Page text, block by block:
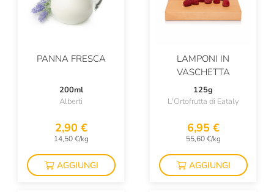
PANNA FRESCA
200ml
Alberti
2,90 €
14,50 €/kg
AGGIUNGI
LAMPONI IN
VASCHETTA
125g
L'Ortofrutta di Eataly
6,95 €
55,60 €/kg
AGGIUNGI